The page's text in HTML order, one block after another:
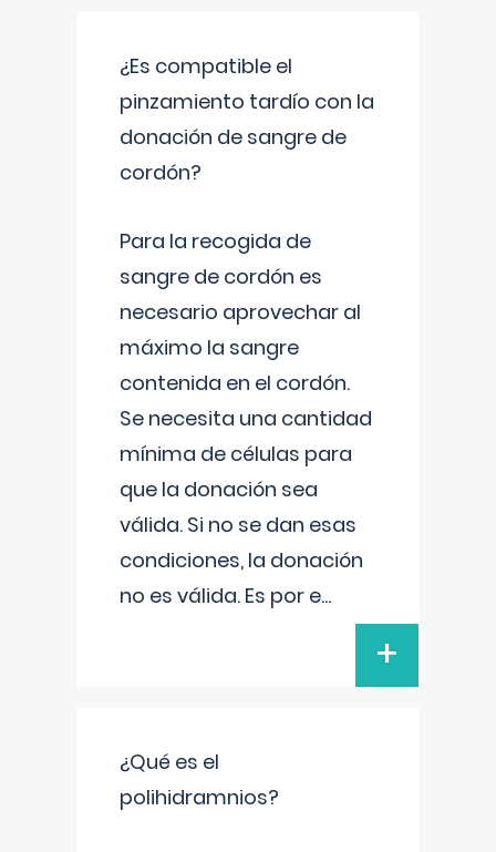
¿Es compatible el
pinzamiento tardío con la
donación de sangre de
cordón?
Para la recogida de
sangre de cordón es
necesario aprovechar al
máximo la sangre
contenida en el cordón.
Se necesita una cantidad
mínima de células para
que la donación sea
válida. Si no se dan esas
condiciones, la donación
no es válida. Es por e...
+
¿Qué es el
polihidramnios?